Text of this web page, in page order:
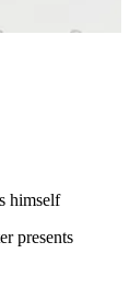
himself
presents